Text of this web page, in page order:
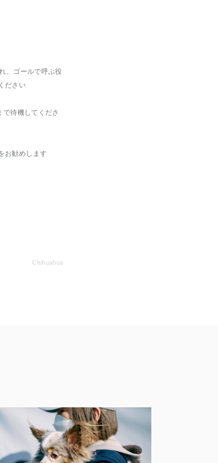
、ゴールで呼ぶ役
ださい
待機してくださ
お勧めします
Chihuahua